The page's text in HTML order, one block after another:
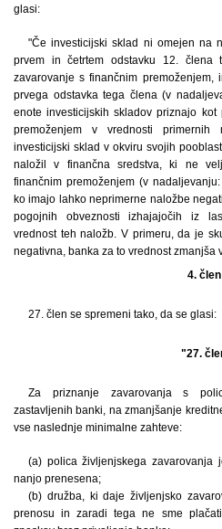
glasi:
"Če investicijski sklad ni omejen na
prvem in četrtem odstavku 12. člena
zavarovanje s finančnim
prvega odstavka tega člena (v
enote investicijskih skladov priznajo
premoženjem v vrednosti
investicijski sklad v okviru svojih
naložil v finančna sredstva, ki ne
finančnim premoženjem (v
ko imajo lahko neprimerne naložbe
pogojnih obveznosti izhajajočih iz
vrednost teh naložb. V primeru, da je
negativna, banka za to vrednost zmanjša
4. člen
27. člen se spremeni tako, da se glasi:
"27.
Za priznanje zavarovanja s
zastavljenih banki, na zmanjšanje
vse naslednje minimalne zahteve:
(a) polica življenjskega zavarovanja
nanjo prenesena;
(b) družba, ki daje življenjsko
prenosu in zaradi tega ne sme